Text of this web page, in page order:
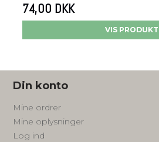
74,00 DKK
VIS PRODUKT
Din konto
Mine ordrer
Mine oplysninger
Log ind